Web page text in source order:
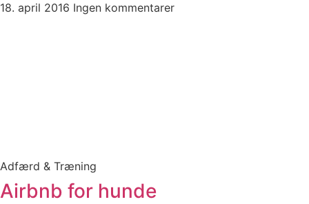
18. april 2016 Ingen kommentarer
Adfærd & Træning
Airbnb for hunde